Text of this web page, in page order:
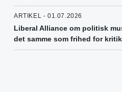
ARTIKEL - 01.07.2026
Liberal Alliance om politisk
det samme som frihed for